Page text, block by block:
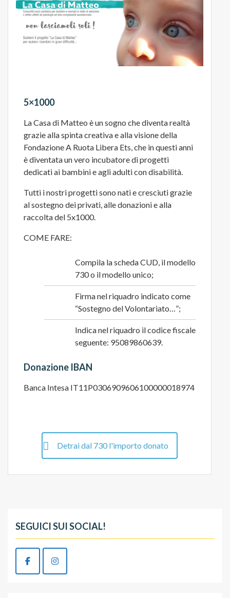
5×1000
La Casa di Matteo è un sogno che diventa realtà
grazie alla spinta creativa e alla visione della
Fondazione A Ruota Libera Ets, che in questi anni
è diventata un vero incubatore di progetti
dedicati ai bambini e agli adulti con disabilità.
Tutti i nostri progetti sono nati e cresciuti grazie
al sostegno dei privati, alle donazioni e alla
raccolta del 5x1000.
COME FARE:
Compila la scheda CUD, il modello
730 o il modello unico;
Firma nel riquadro indicato come
“Sostegno del Volontariato…”;
Indica nel riquadro il codice fiscale
seguente: 95089860639.
Donazione IBAN
Banca Intesa IT11P0306909606100000018974
Detrai dal 730 l'importo donato
SEGUICI SUI SOCIAL!